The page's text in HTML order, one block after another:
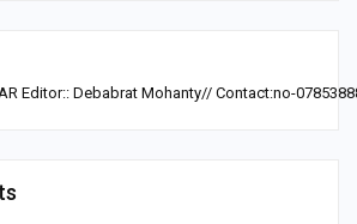
Editor:: Debabrat Mohanty// Contact:no-